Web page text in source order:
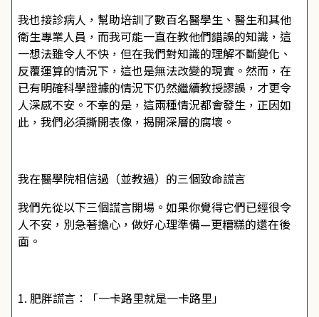
我也接診病人，幫助培訓了數百名醫學生、醫生和其他
衛生專業人員，而我可能一直在教他們錯誤的知識，這
一想法雖令人不快，但在我們對知識的理解不斷變化、
反覆運算的情況下，這也是無法改變的現實。然而，在
已有明確科學證據的情況下仍然繼續教授謬誤，才更令
人深感不安。不幸的是，這兩種情況都會發生，正因如
此，我們必須撕開表像，揭開深層的腐壞。
我在醫學院相信過（並教過）的三個致命謊言
我們先從以下三個謊言開場。如果你覺得它們已經很令
人不安，別急著擔心，做好心理準備—更糟糕的還在後
面。
1. 肥胖謊言：「一卡路里就是一卡路里」